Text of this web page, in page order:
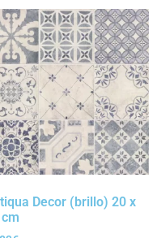
Decor (brillo) 20 x